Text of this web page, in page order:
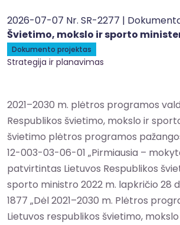
2026-07-07 Nr. SR-2277 |
Švietimo, mokslo ir sporto
Dokumento projektas
Strategija ir planavimas
2021–2030 m. plėtros programos
Respublikos švietimo, mokslo ir
švietimo plėtros programos
12-003-03-06-01 „Pirmiausia –
patvirtintas Lietuvos Respublikos
sporto ministro 2022 m. lapkričio 28
1877 „Dėl 2021–2030 m. Plėtros
Lietuvos respublikos švietimo,